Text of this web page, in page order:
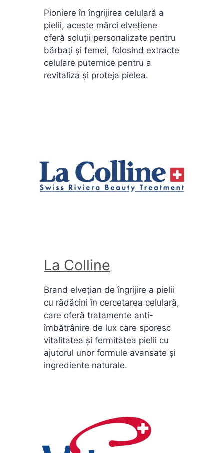
Pioniere în îngrijirea celulară a
pielii, aceste mărci elvețiene
oferă soluții personalizate pentru
bărbați și femei, folosind extracte
celulare puternice pentru a
revitaliza și proteja pielea.
La Colline
Brand elvețian de îngrijire a pielii
cu rădăcini în cercetarea celulară,
care oferă tratamente anti-
îmbătrânire de lux care sporesc
vitalitatea și fermitatea pielii cu
ajutorul unor formule avansate și
ingrediente naturale.